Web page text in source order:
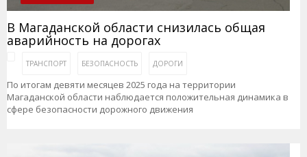
В Магаданской области снизилась общая
аварийность на дорогах
ТРАНСПОРТ БЕЗОПАСНОСТЬ ДОРОГИ
По итогам девяти месяцев 2025 года на территории
Магаданской области наблюдается положительная динамика в
сфере безопасности дорожного движения